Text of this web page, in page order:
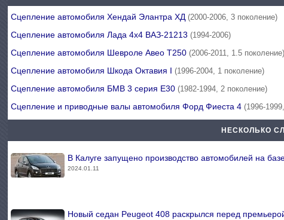
Сцепление автомобиля Хендай Элантра ХД(2000-2006, 3 поколение)
Сцепление автомобиля Лада 4х4 ВАЗ-21213(1994-2006)
Сцепление автомобиля Шевроле Авео Т250(2006-2011, 1.5 поколение)
Сцепление автомобиля Шкода Октавия I(1996-2004, 1 поколение)
Сцепление автомобиля БМВ 3 серия Е30(1982-1994, 2 поколение)
Сцепление и приводные валы автомобиля Форд Фиеста 4(1996-
НЕСКОЛЬКО
В Калуге запущено производство автомобилей на
2024.01.11
Новый седан Peugeot 408 раскрылся перед